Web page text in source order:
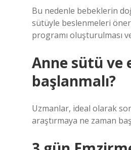
Bu nedenle bebeklerin
sütüyle beslenmeleri
programı oluşturulması
Anne sütü ve
başlanmalı?
Uzmanlar, ideal olarak
araştırmaya ne zaman